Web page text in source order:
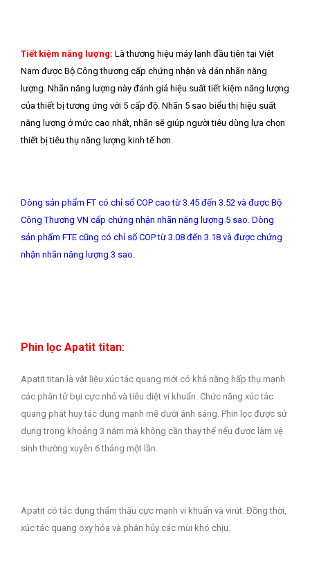
Tiết kiệm năng lượng: Là thương hiệu máy lạnh đầu tiên tại Việt
Nam được Bộ Công thương cấp chứng nhận và dán nhãn năng
lượng. Nhãn năng lượng này đánh giá hiệu suất tiết kiệm năng lượng
của thiết bị tương ứng với 5 cấp độ. Nhãn 5 sao biểu thị hiệu suất
năng lượng ở mức cao nhất, nhãn sẽ giúp người tiêu dùng lựa chọn
thiết bị tiêu thụ năng lượng kinh tế hơn.
Dòng sản phẩm FT có chỉ số COP cao từ 3.45 đến 3.52 và được Bộ
Công Thương VN cấp chứng nhận nhãn năng lượng 5 sao. Dòng
sản phẩm FTE cũng có chỉ số COP từ 3.08 đến 3.18 và được chứng
nhận nhãn năng lượng 3 sao.
Phin lọc Apatit titan:
Apatit titan là vật liệu xúc tác quang mới có khả năng hấp thụ mạnh
các phân tử bụi cực nhỏ và tiêu diệt vi khuẩn. Chức năng xúc tác
quang phát huy tác dụng mạnh mẽ dưới ánh sáng. Phin lọc được sử
dụng trong khoảng 3 năm mà không cần thay thế nếu được làm vệ
sinh thường xuyên 6 tháng một lần.
Apatit có tác dụng thẩm thấu cực mạnh vi khuẩn và virút. Đồng thời,
xúc tác quang oxy hóa và phân hủy các mùi khó chịu.